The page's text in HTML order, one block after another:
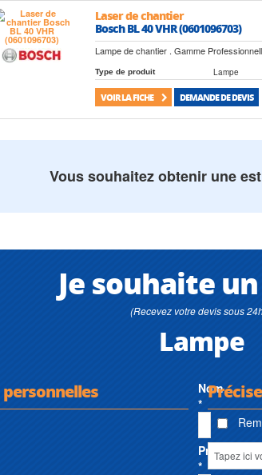
Laser de chantier
Bosch BL 40 VHR (0601096703)
Lampe de chantier . Gamme
Type de produit Lampe
VOIR LA FICHE DEMANDE DE DEVIS
Vous souhaitez obtenir une
Je souhaite
(Recevez votre devis sous
Lampe
Nom
*
Prénom
*